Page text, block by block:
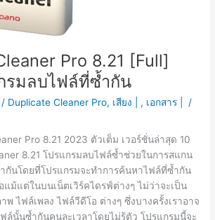
Pro 8.21 [Full]
รมลบไฟล์ที่ซ้ำกัน
/ Duplicate Cleaner Pro, เสียง | , เอกสาร |
/
Pro 8.21 2023 ตัวเต็ม เวอร์ชั่นล่าสุด 10
8.21 โปรแกรมลบไฟล์ซ้ำช่วยในการสแกน
นโดยที่โปรแกรมจะทำการค้นหาไฟล์ที่ซ้ำกัน
แม้แต่ในบนเน็ตเวิร์คไดรฟ์ต่างๆ ไม่ว่าจะเป็น
พ ไฟล์เพลง ไฟล์วีดีโอ ต่างๆ ซึ่งบางครั้งเราอาจ
ล์นั้นซ้ำกันคนละเวลาโดยไม่รู้ตัว โปรแกรมนี้จะ